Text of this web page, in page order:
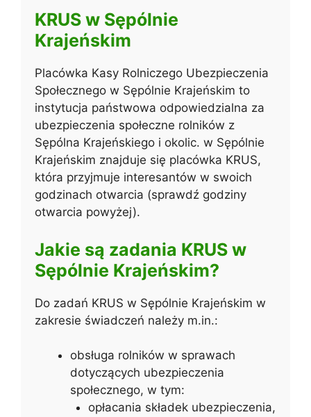
KRUS w Sępólnie
Krajeńskim
Placówka Kasy Rolniczego Ubezpieczenia
Społecznego w Sępólnie Krajeńskim to
instytucja państwowa odpowiedzialna za
ubezpieczenia społeczne rolników z
Sępólna Krajeńskiego i okolic. w Sępólnie
Krajeńskim znajduje się placówka KRUS,
która przyjmuje interesantów w swoich
godzinach otwarcia (sprawdź godziny
otwarcia powyżej).
Jakie są zadania KRUS w
Sępólnie Krajeńskim?
Do zadań KRUS w Sępólnie Krajeńskim w
zakresie świadczeń należy m.in.:
obsługa rolników w sprawach
dotyczących ubezpieczenia
społecznego, w tym:
opłacania składek ubezpieczenia,